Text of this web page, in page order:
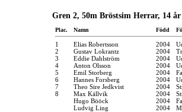
Gren 2, 50m Bröstsim Herrar, 14 år
Plac. Namn Född
1 Elias Robertsson 2004
2
Gustav Lokrantz 2004
3
Eddie Dahlström 2004
4
Anton Olsson 2004
5
Emil Storberg 2004
6
Hannes Forsberg 2004
7
Theo Sire Jedkvist 2004
8
Max Källvik 2004
Hugo Bööck
2004
Ludvig Ling
2004